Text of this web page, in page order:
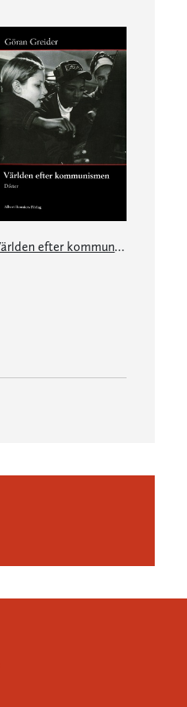
Världen efter kommunismen